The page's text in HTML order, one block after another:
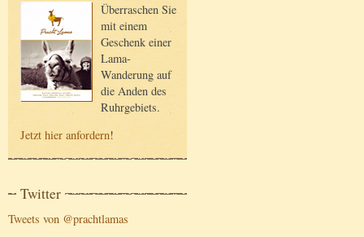
Überraschen Sie
mit einem
Geschenk einer
Lama-
Wanderung auf
die Anden des
Ruhrgebiets.
Jetzt hier anfordern!
Twitter
Tweets von @prachtlamas